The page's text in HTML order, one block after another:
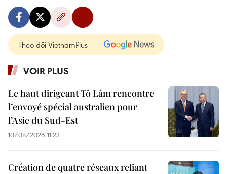
Theo dõi VietnamPlus
VOIR PLUS
Le haut dirigeant Tô Lâm rencontre
l’envoyé spécial australien pour
l’Asie du Sud-Est
10/08/2026 11:23
Création de quatre réseaux reliant